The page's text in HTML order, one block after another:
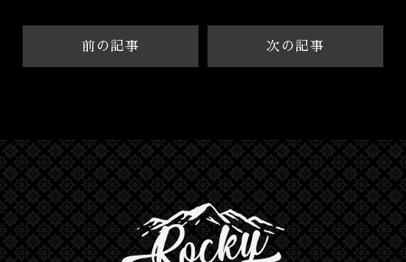
前の記事 次の記事